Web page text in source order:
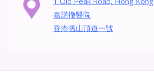
嘉諾撒醫院
香港舊山頂道一號